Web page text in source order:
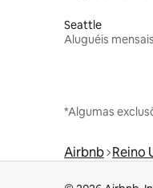
Seattle
Aluguéis mensais
*Algumas
Airbnb Reino